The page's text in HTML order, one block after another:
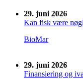
29. juni 2026
Kan fisk være
BioMar
29. juni 2026
Finansiering og